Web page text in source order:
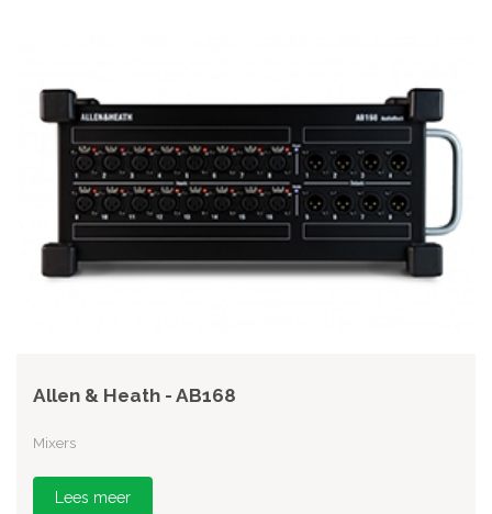
Allen & Heath - AB168
Mixers
Lees meer